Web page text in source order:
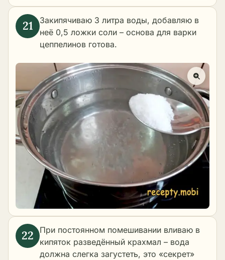
Закипячиваю 3 литра воды, добавляю в
неё 0,5 ложки соли – основа для варки
цеппелинов готова.
При постоянном помешивании вливаю в
кипяток разведённый крахмал – вода
должна слегка загустеть, это «секрет»